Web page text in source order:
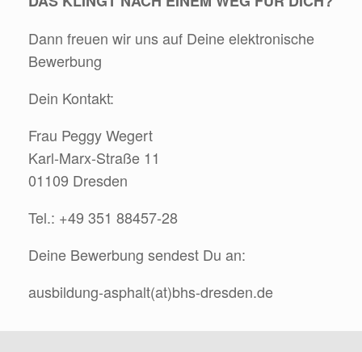
Dann freuen wir uns auf Deine elektronische
Bewerbung
Dein Kontakt:
Frau Peggy Wegert
Karl-Marx-Straße 11
01109 Dresden
Tel.: +49 351 88457-28
Deine Bewerbung sendest Du an:
ausbildung-asphalt(at)bhs-dresden.de